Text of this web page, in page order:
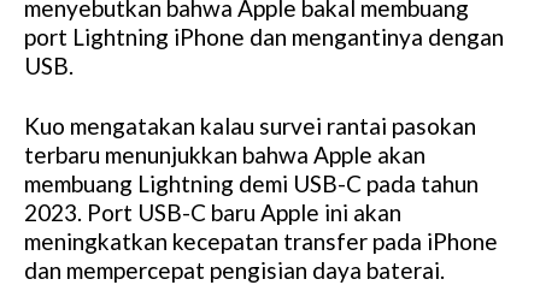
menyebutkan bahwa Apple bakal membuang
port Lightning iPhone dan mengantinya dengan
USB.
Kuo mengatakan kalau survei rantai pasokan
terbaru menunjukkan bahwa Apple akan
membuang Lightning demi USB-C pada tahun
2023. Port USB-C baru Apple ini akan
meningkatkan kecepatan transfer pada iPhone
dan mempercepat pengisian daya baterai.